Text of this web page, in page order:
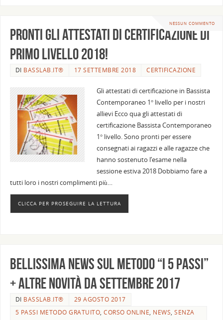
NESSUN COMMENTO
Pronti gli attestati di certificazione di
primo livello 2018!
DI BASSLAB.IT® 17 SETTEMBRE 2018 CERTIFICAZIONE
Gli attestati di certificazione in Bassista
Contemporaneo 1° livello per i nostri
allievi Ecco qua gli attestati di
certificazione Bassista Contemporaneo
1° livello. Sono pronti per essere
consegnati ai ragazzi e alle ragazze che
hanno sostenuto l’esame nella
sessione estiva 2018 Dobbiamo fare a
tutti loro i nostri complimenti più…
CLICCA PER PROSEGUIRE LA LETTURA
Bellissima news sul metodo “I 5 passi”
+ altre novità da settembre 2017
DI BASSLAB.IT®
29 AGOSTO 2017
5 PASSI METODO GRATUITO,CORSO ONLINE, NEWS,SENZA